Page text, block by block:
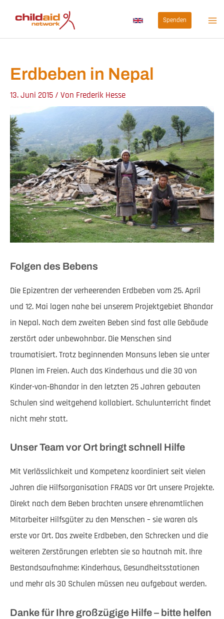
Inhalt
springen
Spenden
Erdbeben in Nepal
13. Juni 2015 / Von Frederik Hesse
Folgen des Bebens
Die Epizentren der verheerenden Erdbeben vom 25. April
und 12. Mai lagen nahe bei unserem Projektgebiet Bhandar
in Nepal. Nach dem zweiten Beben sind fast alle Gebäude
zerstört oder unbewohnbar. Die Menschen sind
traumatisiert. Trotz beginnenden Monsuns leben sie unter
Planen im Freien. Auch das Kinderhaus und die 30 von
Kinder-von-Bhandar in den letzten 25 Jahren gebauten
Schulen sind weitgehend kollabiert. Schulunterricht findet
nicht mehr statt.
Unser Team vor Ort bringt schnell Hilfe
Mit Verlässlichkeit und Kompetenz koordiniert seit vielen
Jahren die Hilfsorganisation FRADS vor Ort unsere Projekte.
Direkt nach dem Beben brachten unsere ehrenamtlichen
Mitarbeiter Hilfsgüter zu den Menschen – sie waren als
erste vor Ort. Das zweite Erdbeben, den Schrecken und die
weiteren Zerstörungen erlebten sie so hautnah mit. Ihre
Bestandsaufnahme: Kinderhaus, Gesundheitsstationen
und mehr als 30 Schulen müssen neu aufgebaut werden.
Danke für Ihre großzügige Hilfe – bitte helfen